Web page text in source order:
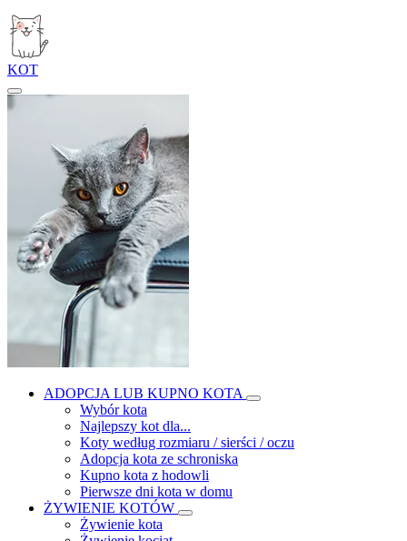
KOT
ADOPCJA LUB KUPNO KOTA
Wybór kota
Najlepszy kot dla...
Koty według rozmiaru / sierści / oczu
Adopcja kota ze schroniska
Kupno kota z hodowli
Pierwsze dni kota w domu
ŻYWIENIE KOTÓW
Żywienie kota